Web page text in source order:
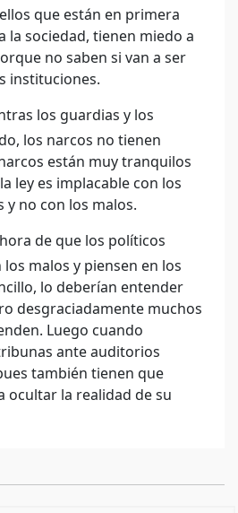
que están en primera
la sociedad, tienen miedo a
no saben si van a ser
instituciones.
los guardias y los
los narcos no tienen
están muy tranquilos
ley es implacable con los
no con los malos.
de que los políticos
malos y piensen en los
lo deberían entender
desgraciadamente muchos
Luego cuando
ante auditorios
también tienen que
ocultar la realidad de su